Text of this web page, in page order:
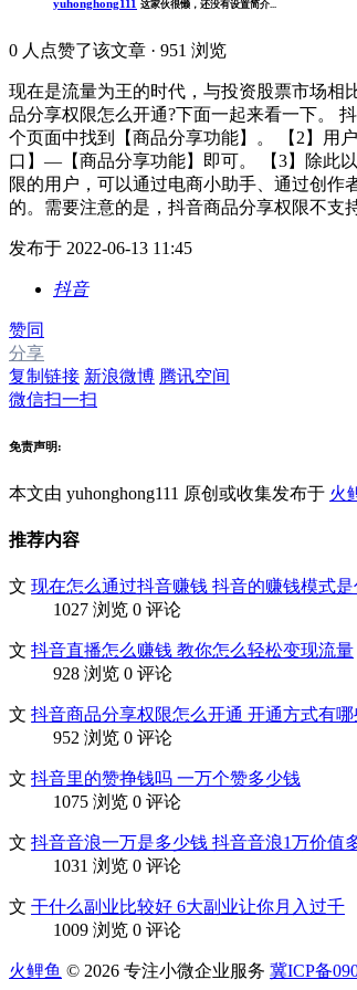
yuhonghong111 这家伙很懒，还没有设置简介...
0 人点赞了该文章 · 951 浏览
现在是流量为王的时代，与投资股票市场相
品分享权限怎么开通?下面一起来看一下。
个页面中找到【商品分享功能】。 【2】用
口】—【商品分享功能】即可。 【3】除此
限的用户，可以通过电商小助手、通过创
的。需要注意的是，抖音商品分享权限不支
发布于 2022-06-13 11:45
抖音
赞同
分享
复制链接 新浪微博 腾讯空间
微信扫一扫
免责声明:
本文由 yuhonghong111 原创或收集发布于 火
推荐内容
文 现在怎么通过抖音赚钱 抖音的赚钱模式是
1027 浏览 0 评论
文 抖音直播怎么赚钱 教你怎么轻松变现流量
928 浏览 0 评论
文 抖音商品分享权限怎么开通 开通方式有哪
952 浏览 0 评论
文 抖音里的赞挣钱吗 一万个赞多少钱
1075 浏览 0 评论
文 抖音音浪一万是多少钱 抖音音浪1万价值
1031 浏览 0 评论
文 干什么副业比较好 6大副业让你月入过千
1009 浏览 0 评论
火鲤鱼 © 2026 专注小微企业服务 冀ICP备